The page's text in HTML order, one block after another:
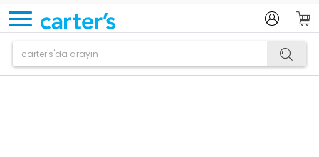
Ürün sepetinize eklenmiştir.